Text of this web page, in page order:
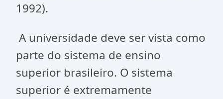
1992).
A universidade deve ser vista como
parte do sistema de ensino
superior brasileiro. O sistema
superior é extremamente